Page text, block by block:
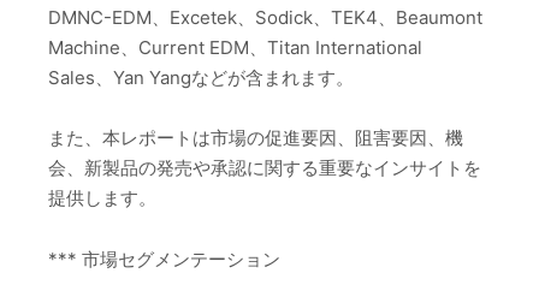
DMNC-EDM、Excetek、Sodick、TEK4、Beaumont
Machine、Current EDM、Titan International
Sales、Yan Yangなどが含まれます。
また、本レポートは市場の促進要因、阻害要因、機
会、新製品の発売や承認に関する重要なインサイトを
提供します。
*** 市場セグメンテーション